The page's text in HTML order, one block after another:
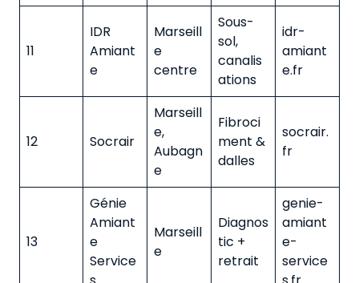
11
IDR
Amiant
e
Marseill
e
centre
Sous-
sol,
canalis
ations
idr-
amiant
e.fr
12 Socrair
Marseill
e,
Aubagn
e
Fibroci
ment &
dalles
socrair.
fr
13
Génie
Amiant
e
Service
Marseill
e
Diagnos
tic +
retrait
genie-
amiant
e-
service